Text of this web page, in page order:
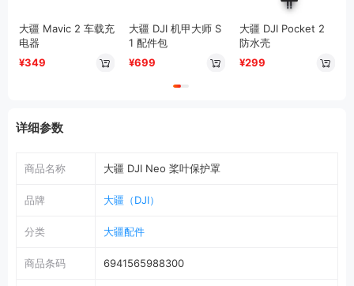
大疆 Mavic 2 车载充
电器
¥349
大疆 DJI 机甲大师 S
1 配件包
¥699
大疆 DJI Pocket 2
防水壳
¥299
详细参数
商品名称 大疆 DJI Neo 桨叶保护罩
品牌 大疆（DJI）
分类 大疆配件
商品条码 6941565988300